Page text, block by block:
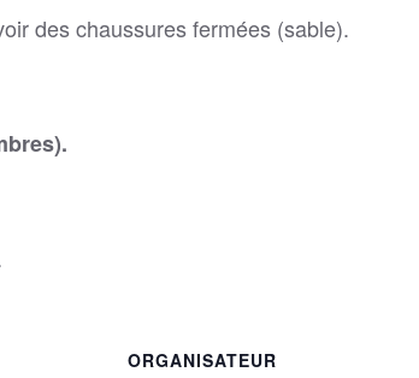
des chaussures fermées (sable).
ORGANISATEUR